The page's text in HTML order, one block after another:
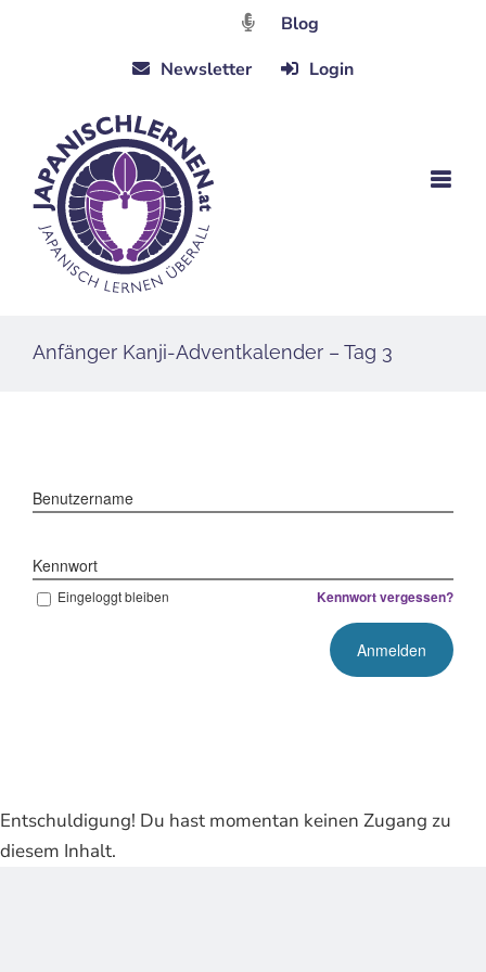
Blog
Newsletter
Login
Anfänger Kanji-Adventkalender – Tag 3
Benutzername
Kennwort
Eingeloggt bleiben Kennwort vergessen?
Entschuldigung! Du hast momentan keinen Zugang zu
diesem Inhalt.